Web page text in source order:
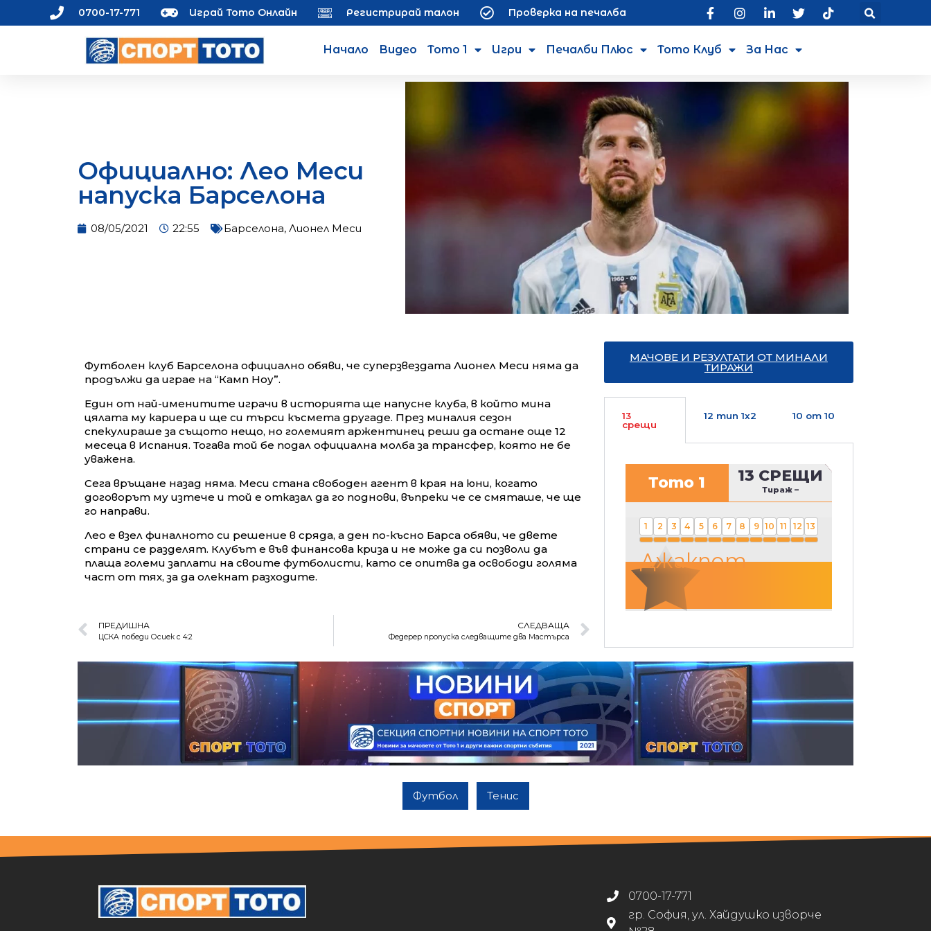
0700-17-771 Играй Тото Онлайн Регистрирай талон Проверка на печалба
Начало Видео Тото 1 Игри Печалби Плюс Тото Клуб За Нас
Официално: Лео Меси
напуска Барселона
08/05/2021 22:55 Барселона, Лионел Меси
Футболен клуб Барселона официално обяви, че суперзвездата Лионел Меси няма да
продължи да играе на “Камп Ноу”.
Един от най-именитите играчи в историята ще напусне клуба, в който мина
цялата му кариера и ще си търси късмета другаде. През миналия сезон
спекулираше за същото нещо, но големият аржентинец реши да остане още 12
месеца в Испания. Тогава той бе подал официална молба за трансфер, която не бе
уважена.
Сега връщане назад няма. Меси стана свободен агент в края на юни, когато
договорът му изтече и той е отказал да го поднови, въпреки че се смяташе, че ще
го направи.
Лео е взел финалното си решение в сряда, а ден по-късно Барса обяви, че двете
страни се разделят. Клубът е във финансова криза и не може да си позволи да
плаща големи заплати на своите футболисти, като се опитва да освободи голяма
част от тях, за да олекнат разходите.
ПРЕДИШНА
ЦСКА победи Осиек с 4:2
СЛЕДВАЩА
Федерер пропуска следващите два Мастърса
МАЧОВЕ И РЕЗУЛТАТИ ОТ МИНАЛИ
ТИРАЖИ
13
срещи
12 тип 1х2 10 от 10
Тото 1 13 СРЕЩИ
Тираж –
1 2 3 4 5 6 7 8 9 10 11 12 13
Джакпот
Футбол Тенис
0700-17-771
гр. София, ул. Хайдушко изворче